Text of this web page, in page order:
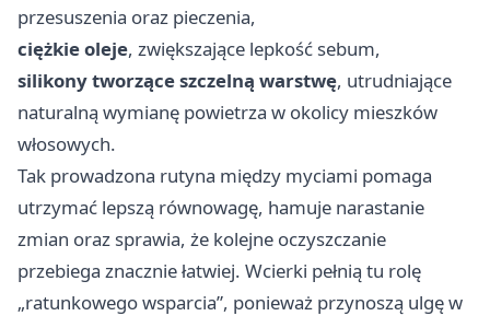
przesuszenia oraz pieczenia,
ciężkie oleje, zwiększające lepkość sebum,
silikony tworzące szczelną warstwę, utrudniające
naturalną wymianę powietrza w okolicy mieszków
włosowych.
Tak prowadzona rutyna między myciami pomaga
utrzymać lepszą równowagę, hamuje narastanie
zmian oraz sprawia, że kolejne oczyszczanie
przebiega znacznie łatwiej. Wcierki pełnią tu rolę
„ratunkowego wsparcia”, ponieważ przynoszą ulgę w